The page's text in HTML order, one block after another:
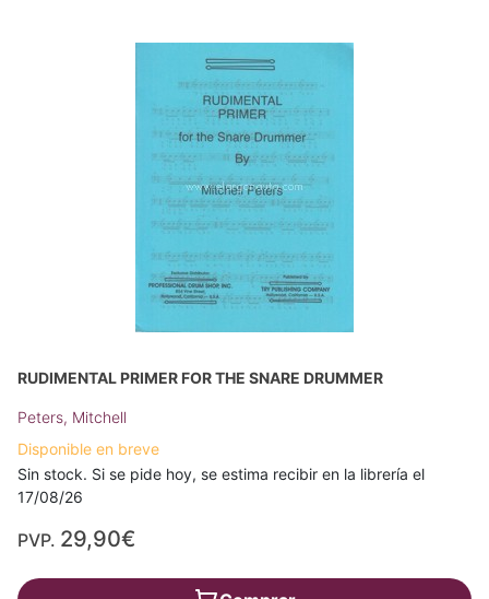
RUDIMENTAL PRIMER FOR THE SNARE DRUMMER
Peters, Mitchell
Disponible en breve
Sin stock. Si se pide hoy, se estima recibir en la librería el
17/08/26
PVP. 29,90€